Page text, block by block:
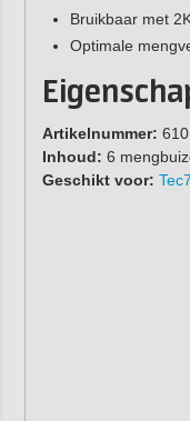
Bruikbaar met
Optimale
Artikelnummer:
Inhoud: 6
Geschikt voor: